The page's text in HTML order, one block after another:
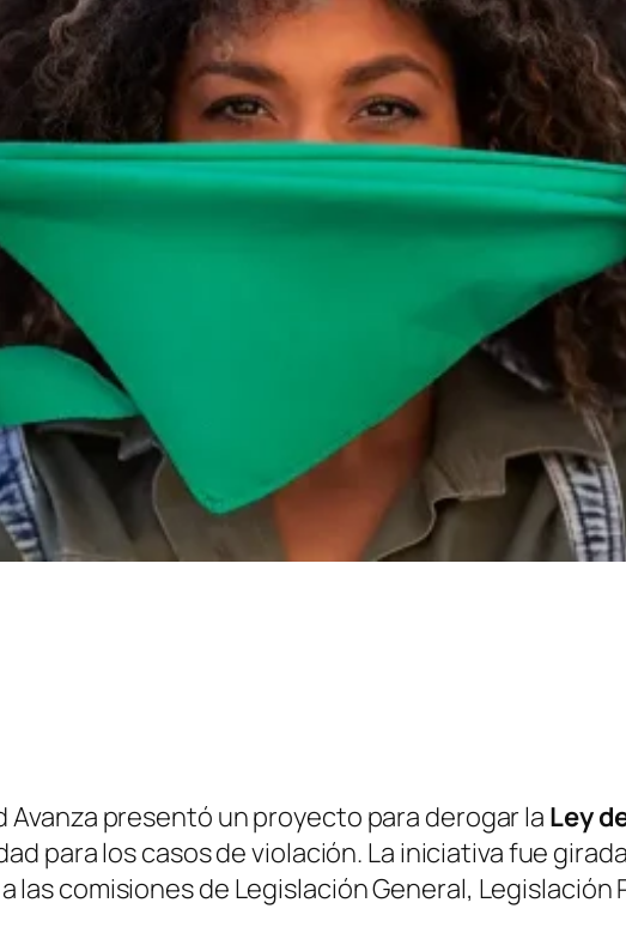
Avanza presentó un proyecto para derogar la Ley
para los casos de violación. La iniciativa fue
las comisiones de Legislación General, Legislación